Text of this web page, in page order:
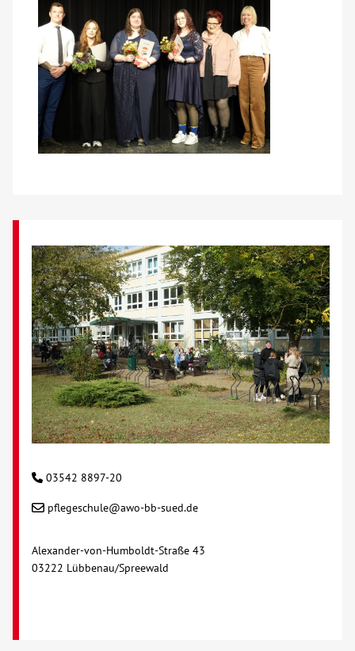
03542 8897-20
pflegeschule@awo-bb-sued.de
Alexander-von-Humboldt-Straße 43
03222 Lübbenau/Spreewald